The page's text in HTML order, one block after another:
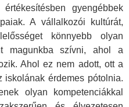
gyengébbek
A vállalkozói kultúrát,
könnyebb olyan
magunkba szívni, ahol a
Ahol ez nem adott, ott a
iskolának érdemes pótolnia.
olyan kompetenciákkal